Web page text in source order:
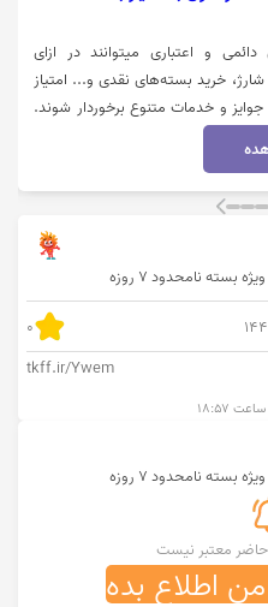
و اعتباری میتوانند در ازای
خرید بسته‌های نقدی و... امتیاز
و خدمات متنوع برخوردار شوند.
بخش باشگاه مشتریان در اپلیکیشن
کلیک نمایید.
بسته نامحدود 7 روزه
144
0
tkff.ir/Ywem
بسته نامحدود 7 روزه
معتبر نیست
اطلاع بده